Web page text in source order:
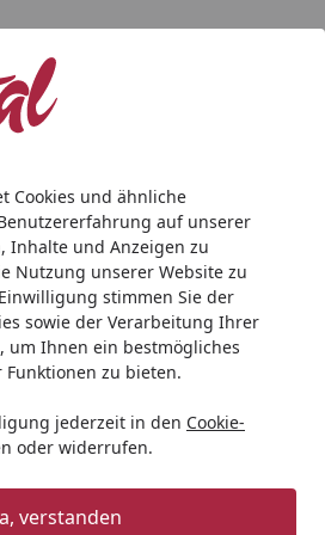
Cookies und ähnliche
auf unserer
Inhalte und Anzeigen zu
Nutzung unserer Website zu
stimmen Sie der
sowie der Verarbeitung Ihrer
um Ihnen ein bestmögliches
zu bieten.
jederzeit in den Cookie-
oder widerrufen.
verstanden
& Diätfutter KATTOVIT
Diet Niere/Renal